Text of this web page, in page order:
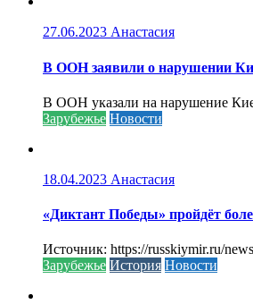
27.06.2023 Анастасия
В ООН заявили о нарушении
В ООН указали на нарушение
Зарубежье Новости
18.04.2023 Анастасия
«Диктант Победы» пройдёт
Источник: https://russkiymir.ru/
Зарубежье История Новости